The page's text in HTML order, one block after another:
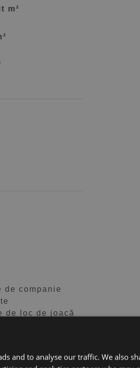
m²
de companie
de loc de joacă
de școli
pentru oaspeți
and to analyse our traffic. We also